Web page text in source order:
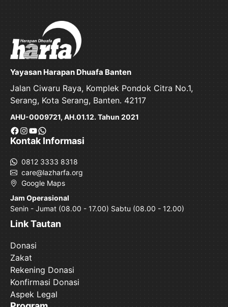
Yayasan Harapan Dhuafa Banten
Jalan Ciwaru Raya, Komplek Pondok Citra No.1,
Serang, Kota Serang, Banten. 42117
AHU-0009721, AH.01.12. Tahun 2021
Facebook
Instagram
YouTube
WhatsApp
Kontak Informasi
0812 3333 8318
care@lazharfa.org
Google Maps
Jam Operasional
Senin - Jumat (08.00 - 17.00) Sabtu (08.00 - 12.00)
Link Tautan
Donasi
Zakat
Rekening Donasi
Konfirmasi Donasi
Aspek Legal